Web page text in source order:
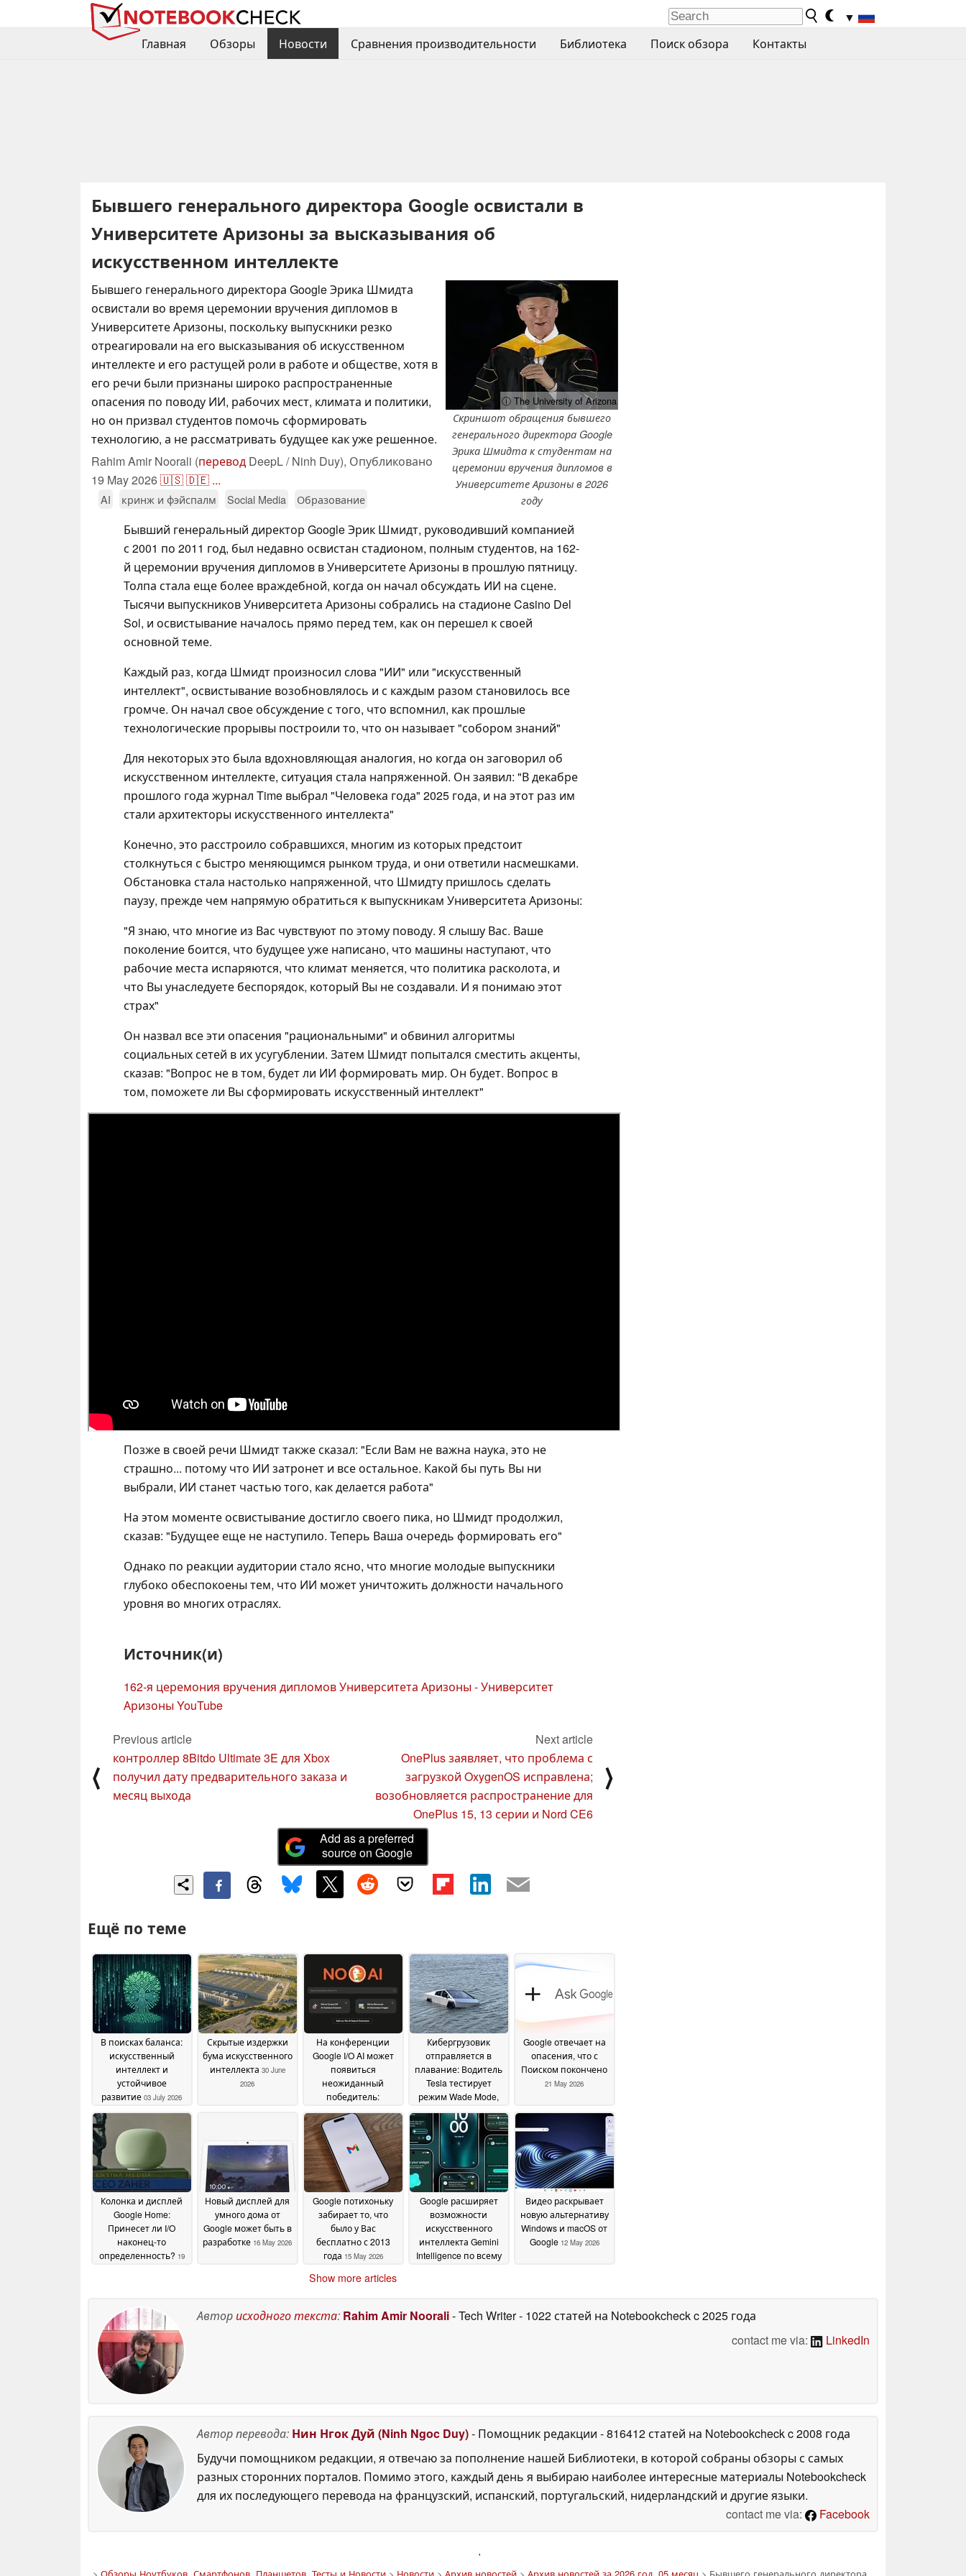
▼
Главная
Обзоры Новости Сравнения производительности Библиотека Поиск обзора Контакты
Бывшего генерального директора Google освистали в
Университете Аризоны за высказывания об
искусственном интеллекте
ⓘ The University of Arizona
Скриншот обращения бывшего
генерального директора Google
Эрика Шмидта к студентам на
церемонии вручения дипломов в
Университете Аризоны в 2026
году
Бывшего генерального директора Google Эрика Шмидта
освистали во время церемонии вручения дипломов в
Университете Аризоны, поскольку выпускники резко
отреагировали на его высказывания об искусственном
интеллекте и его растущей роли в работе и обществе, хотя в
его речи были признаны широко распространенные
опасения по поводу ИИ, рабочих мест, климата и политики,
но он призвал студентов помочь сформировать
технологию, а не рассматривать будущее как уже решенное.
Rahim Amir Noorali (перевод DeepL / Ninh Duy), Опубликовано
19 May 2026🇺🇸🇩🇪 ...
AI кринж и фэйспалм Social Media Образование
Бывший генеральный директор Google Эрик Шмидт, руководивший компанией
с 2001 по 2011 год, был недавно освистан стадионом, полным студентов, на 162-
й церемонии вручения дипломов в Университете Аризоны в прошлую пятницу.
Толпа стала еще более враждебной, когда он начал обсуждать ИИ на сцене.
Тысячи выпускников Университета Аризоны собрались на стадионе Casino Del
Sol, и освистывание началось прямо перед тем, как он перешел к своей
основной теме.
Каждый раз, когда Шмидт произносил слова "ИИ" или "искусственный
интеллект", освистывание возобновлялось и с каждым разом становилось все
громче. Он начал свое обсуждение с того, что вспомнил, как прошлые
технологические прорывы построили то, что он называет "собором знаний"
Для некоторых это была вдохновляющая аналогия, но когда он заговорил об
искусственном интеллекте, ситуация стала напряженной. Он заявил: "В декабре
прошлого года журнал Time выбрал "Человека года" 2025 года, и на этот раз им
стали архитекторы искусственного интеллекта"
Конечно, это расстроило собравшихся, многим из которых предстоит
столкнуться с быстро меняющимся рынком труда, и они ответили насмешками.
Обстановка стала настолько напряженной, что Шмидту пришлось сделать
паузу, прежде чем напрямую обратиться к выпускникам Университета Аризоны:
"Я знаю, что многие из Вас чувствуют по этому поводу. Я слышу Вас. Ваше
поколение боится, что будущее уже написано, что машины наступают, что
рабочие места испаряются, что климат меняется, что политика расколота, и
что Вы унаследуете беспорядок, который Вы не создавали. И я понимаю этот
страх"
Он назвал все эти опасения "рациональными" и обвинил алгоритмы
социальных сетей в их усугублении. Затем Шмидт попытался сместить акценты,
сказав: "Вопрос не в том, будет ли ИИ формировать мир. Он будет. Вопрос в
том, поможете ли Вы сформировать искусственный интеллект"
Позже в своей речи Шмидт также сказал: "Если Вам не важна наука, это не
страшно... потому что ИИ затронет и все остальное. Какой бы путь Вы ни
выбрали, ИИ станет частью того, как делается работа"
На этом моменте освистывание достигло своего пика, но Шмидт продолжил,
сказав: "Будущее еще не наступило. Теперь Ваша очередь формировать его"
Однако по реакции аудитории стало ясно, что многие молодые выпускники
глубоко обеспокоены тем, что ИИ может уничтожить должности начального
уровня во многих отраслях.
Источник(и)
162-я церемония вручения дипломов Университета Аризоны - Университет
Аризоны YouTube
⟨
Previous article
контроллер 8Bitdo Ultimate 3E для Xbox
получил дату предварительного заказа и
месяц выхода
Next article
OnePlus заявляет, что проблема с
загрузкой OxygenOS исправлена;
возобновляется распространение для
OnePlus 15, 13 серии и Nord CE6
⟩
Add as a preferred
source on Google
Ещё по теме
В поисках баланса:
искусственный
интеллект и
устойчивое
развитие 03 July 2026
Скрытые издержки
бума искусственного
интеллекта 30 June
2026
На конференции
Google I/O AI может
появиться
неожиданный
победитель:
01 June
2026
Кибергрузовик
отправляется в
плавание: Водитель
Tesla тестирует
режим Wade Mode,
извлекается из
озера22 May 2026
Google отвечает на
опасения, что с
Поиском покончено
21 May 2026
Колонка и дисплей
Google Home:
Принесет ли I/O
наконец-то
определенность? 19
Новый дисплей для
умного дома от
Google может быть в
разработке 16 May 2026
Google потихоньку
забирает то, что
было у Вас
бесплатно с 2013
года 15 May 2026
Google расширяет
возможности
искусственного
интеллекта Gemini
Intelligence по всему
Видео раскрывает
новую альтернативу
Windows и macOS от
Google 12 May 2026
Show more articles
Авторисходного текста: Rahim Amir Noorali- Tech Writer- 1022 статей на Notebookcheckc 2025 года
contact me via:
LinkedIn
Автор перевода: Нин Нгок Дуй (Ninh Ngoc Duy)- Помощник редакции - 816412 статей на Notebookcheckc 2008 года
Будучи помощником редакции, я отвечаю за пополнение нашей Библиотеки, в которой собраны обзоры с самых
разных сторонних порталов. Помимо этого, каждый день я выбираю наиболее интересные материалы Notebookcheck
для их последующего перевода на французский, испанский, португальский, нидерландский и другие языки.
contact me via:
Facebook
'